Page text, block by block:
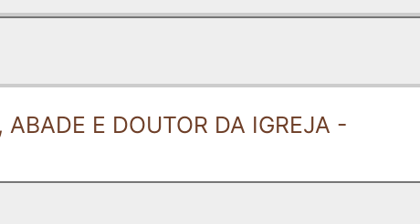
ABADE E DOUTOR DA IGREJA -